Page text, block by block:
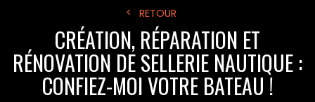
RETOUR
CRÉATION, RÉPARATION ET
RÉNOVATION DE SELLERIE NAUTIQUE :
CONFIEZ-MOI VOTRE BATEAU !